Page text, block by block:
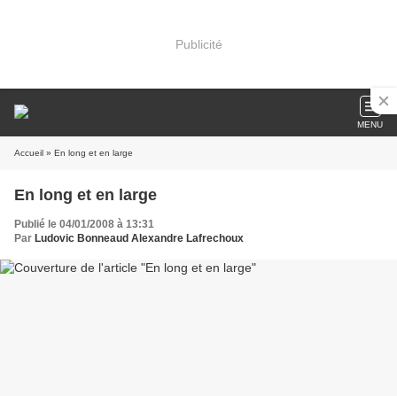
Publicité
MENU
Accueil » En long et en large
En long et en large
Publié le 04/01/2008 à 13:31
Par Ludovic Bonneaud Alexandre Lafrechoux